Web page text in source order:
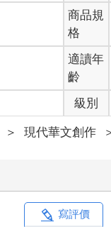
商品規
格
適讀年
齡
級別
＞ 現代華文創作
寫評價